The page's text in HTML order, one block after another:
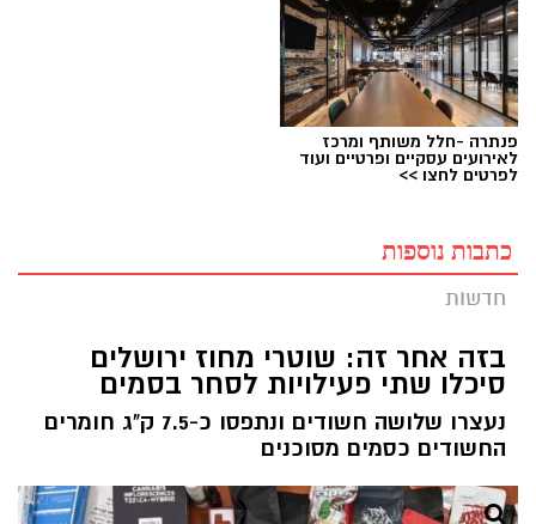
פנתרה -חלל משותף ומרכז
לאירועים עסקיים ופרטיים ועוד
לפרטים לחצו >>
כתבות נוספות
חדשות
בזה אחר זה: שוטרי מחוז ירושלים
סיכלו שתי פעילויות לסחר בסמים
נעצרו שלושה חשודים ונתפסו כ-7.5 ק"ג חומרים
החשודים כסמים מסוכנים